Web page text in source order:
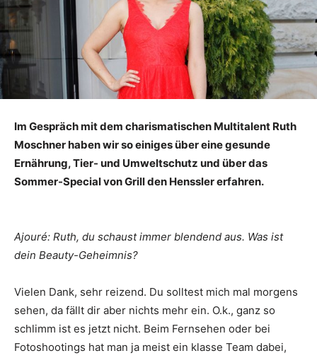
Im Gespräch mit dem charismatischen Multitalent Ruth
Moschner haben wir so einiges über eine gesunde
Ernährung, Tier- und Umweltschutz und über das
Sommer-Special von Grill den Henssler erfahren.
Ajouré: Ruth, du schaust immer blendend aus. Was ist
dein Beauty-Geheimnis?
Vielen Dank, sehr reizend. Du solltest mich mal morgens
sehen, da fällt dir aber nichts mehr ein. O.k., ganz so
schlimm ist es jetzt nicht. Beim Fernsehen oder bei
Fotoshootings hat man ja meist ein klasse Team dabei,